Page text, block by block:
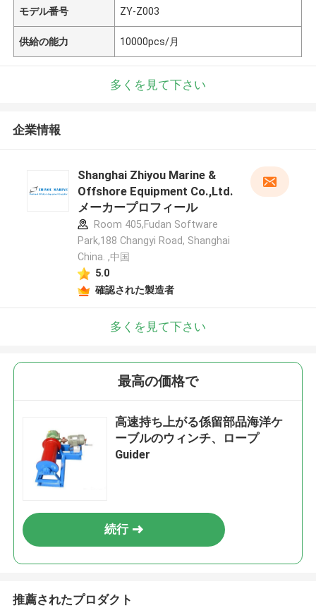
モデル番号 ZY-Z003
供給の能力 10000pcs/月
多くを見て下さい
企業情報
Shanghai Zhiyou Marine &
Offshore Equipment Co.,Ltd.
メーカープロフィール
Room 405,Fudan Software
Park,188 Changyi Road, Shanghai
China. ,中国
5.0
確認された製造者
多くを見て下さい
最高の価格で
高速持ち上がる係留部品海洋ケ
ーブルのウィンチ、ロープ
Guider
続行
推薦されたプロダクト